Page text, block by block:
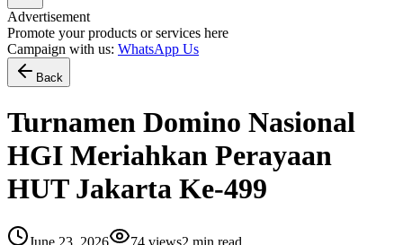
Advertisement
Promote your products or services here
Campaign with us: WhatsApp Us
Back
Turnamen Domino Nasional
HGI Meriahkan Perayaan
HUT Jakarta Ke-499
June 23, 2026 74 views2 min read